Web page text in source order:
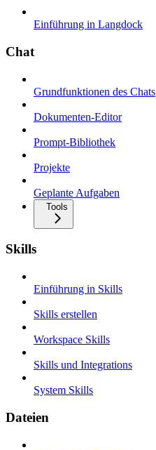
Einführung in Langdock
Chat
Grundfunktionen des Chats
Dokumenten-Editor
Prompt-Bibliothek
Projekte
Geplante Aufgaben
Tools
Skills
Einführung in Skills
Skills erstellen
Workspace Skills
Skills und Integrations
System Skills
Dateien